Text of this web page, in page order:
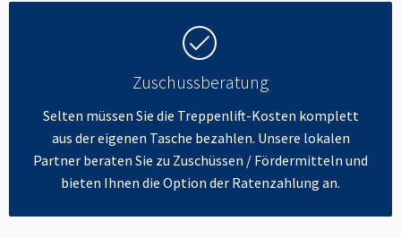
Zuschussberatung
Selten müssen Sie die Treppenlift-Kosten komplett
aus der eigenen Tasche bezahlen. Unsere lokalen
Partner beraten Sie zu Zuschüssen / Fördermitteln und
bieten Ihnen die Option der Ratenzahlung an.